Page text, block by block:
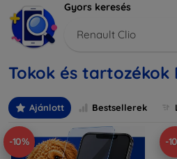
Gyors keresés
Renault Clio
Tokok és tartozékok
Ajánlott Bestsellerek
-10% -